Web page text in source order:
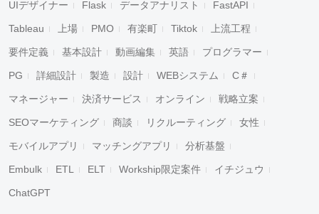
UIデザイナー Flask データアナリスト FastAPI
Tableau 上場 PMO 有楽町 Tiktok 上流工程
要件定義 基本設計 動画編集 英語 プログラマー
PG 詳細設計 製造 設計 WEBシステム C＃
マネージャー 決済サービス オンライン 戦略立案
SEOマーケティング 商談 リクルーティング 女性
モバイルアプリ マッチングアプリ 分析基盤
Embulk ETL ELT Workship限定案件 イチジュウ
ChatGPT